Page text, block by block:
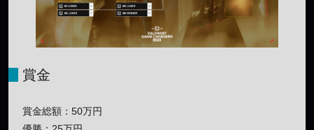
賞金
賞金総額：50万円